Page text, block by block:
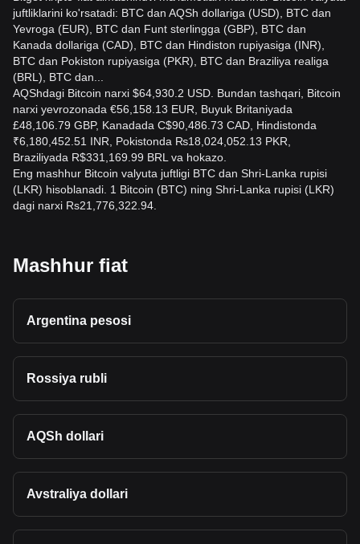
juftliklarini ko'rsatadi: BTC dan AQSh dollariga (USD), BTC dan
Yevroga (EUR), BTC dan Funt sterlingga (GBP), BTC dan
Kanada dollariga (CAD), BTC dan Hindiston rupiyasiga (INR),
BTC dan Pokiston rupiyasiga (PKR), BTC dan Braziliya realiga
(BRL), BTC dan...
AQShdagi Bitcoin narxi $64,930.2 USD. Bundan tashqari, Bitcoin
narxi yevrozonada €56,158.13 EUR, Buyuk Britaniyada
£48,106.79 GBP, Kanadada C$90,486.73 CAD, Hindistonda
₹6,180,452.51 INR, Pokistonda ₨18,024,052.13 PKR,
Braziliyada R$331,169.99 BRL va hokazo.
Eng mashhur Bitcoin valyuta juftligi BTC dan Shri-Lanka rupisi
(LKR) hisoblanadi. 1 Bitcoin (BTC) ning Shri-Lanka rupisi (LKR)
dagi narxi Rs21,776,322.94.
Mashhur fiat
Argentina pesosi
Rossiya rubli
AQSh dollari
Avstraliya dollari